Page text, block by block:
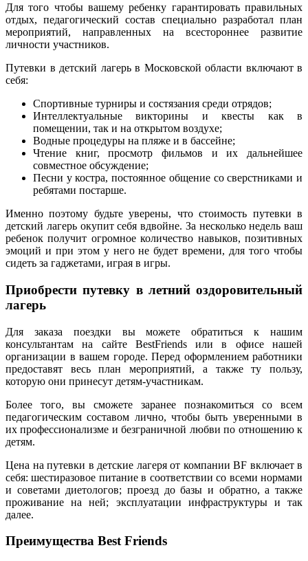
Для того чтобы вашему ребенку гарантировать правильных
отдых, педагогический состав специально разработал план
мероприятий, направленных на всестороннее развитие
личности участников.
Путевки в детский лагерь в Московской области включают в
себя:
Спортивные турниры и состязания среди отрядов;
Интеллектуальные викторины и квесты как в
помещении, так и на открытом воздухе;
Водные процедуры на пляже и в бассейне;
Чтение книг, просмотр фильмов и их дальнейшее
совместное обсуждение;
Песни у костра, постоянное общение со сверстниками и
ребятами постарше.
Именно поэтому будьте уверены, что стоимость путевки в
детский лагерь окупит себя вдвойне. За несколько недель ваш
ребенок получит огромное количество навыков, позитивных
эмоций и при этом у него не будет времени, для того чтобы
сидеть за гаджетами, играя в игры.
Приобрести путевку в летний оздоровительный
лагерь
Для заказа поездки вы можете обратиться к нашим
консультантам на сайте BestFriends или в офисе нашей
организации в вашем городе. Перед оформлением работники
предоставят весь план мероприятий, а также ту пользу,
которую они принесут детям-участникам.
Более того, вы сможете заранее познакомиться со всем
педагогическим составом лично, чтобы быть уверенными в
их профессионализме и безграничной любви по отношению к
детям.
Цена на путевки в детские лагеря от компании BF включает в
себя: шестиразовое питание в соответствии со всеми нормами
и советами диетологов; проезд до базы и обратно, а также
проживание на ней; эксплуатации инфраструктуры и так
далее.
Преимущества Best Friends